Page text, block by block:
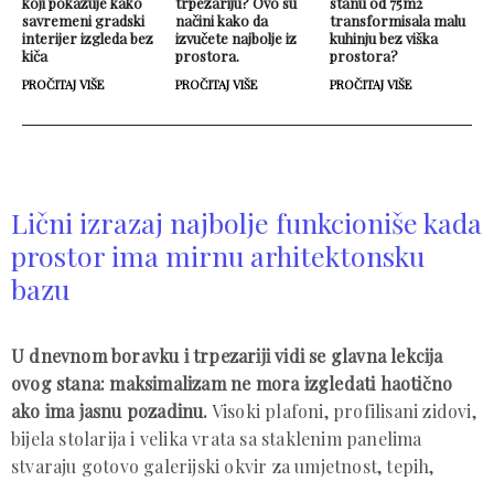
savremeni gradski
interijer izgleda bez
kiča
PROČITAJ VIŠE
načini kako da
izvučete najbolje iz
prostora.
PROČITAJ VIŠE
transformisala malu
kuhinju bez viška
prostora?
PROČITAJ VIŠE
Lični izrazaj najbolje funkcioniše kada
prostor ima mirnu arhitektonsku
bazu
U dnevnom boravku i trpezariji vidi se glavna lekcija
ovog stana: maksimalizam ne mora izgledati haotično
ako ima jasnu pozadinu.Visoki plafoni, profilisani zidovi,
bijela stolarija i velika vrata sa staklenim panelima
stvaraju gotovo galerijski okvir za umjetnost, tepih,